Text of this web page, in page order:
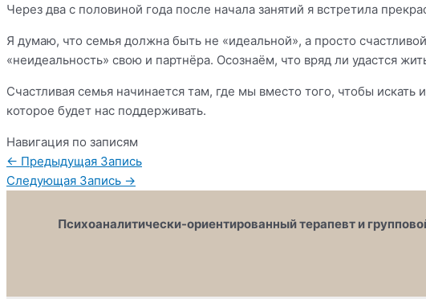
Через два с половиной года после начала занятий я встретила
Я думаю, что семья должна быть не «идеальной», а просто
«неидеальность» свою и партнёра. Осознаём, что вряд ли удастся
Счастливая семья начинается там, где мы вместо того, чтобы
которое будет нас поддерживать.
Навигация по записям
← Предыдущая Запись
Следующая Запись →
Психоаналитически-ориентированный терапевт и